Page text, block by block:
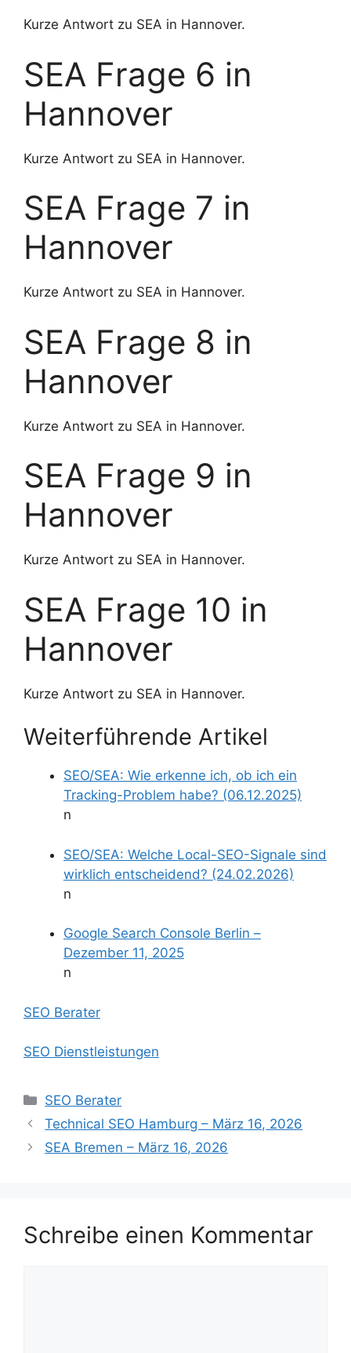
Kurze Antwort zu SEA in Hannover.
SEA Frage 6 in
Hannover
Kurze Antwort zu SEA in Hannover.
SEA Frage 7 in
Hannover
Kurze Antwort zu SEA in Hannover.
SEA Frage 8 in
Hannover
Kurze Antwort zu SEA in Hannover.
SEA Frage 9 in
Hannover
Kurze Antwort zu SEA in Hannover.
SEA Frage 10 in
Hannover
Kurze Antwort zu SEA in Hannover.
Weiterführende Artikel
SEO/SEA: Wie erkenne ich, ob ich ein
Tracking-Problem habe? (06.12.2025)
n
SEO/SEA: Welche Local-SEO-Signale sind
wirklich entscheidend? (24.02.2026)
n
Google Search Console Berlin –
Dezember 11, 2025
n
SEO Berater
SEO Dienstleistungen
Kategorien
SEO Berater
Technical SEO Hamburg – März 16, 2026
SEA Bremen – März 16, 2026
Schreibe einen Kommentar